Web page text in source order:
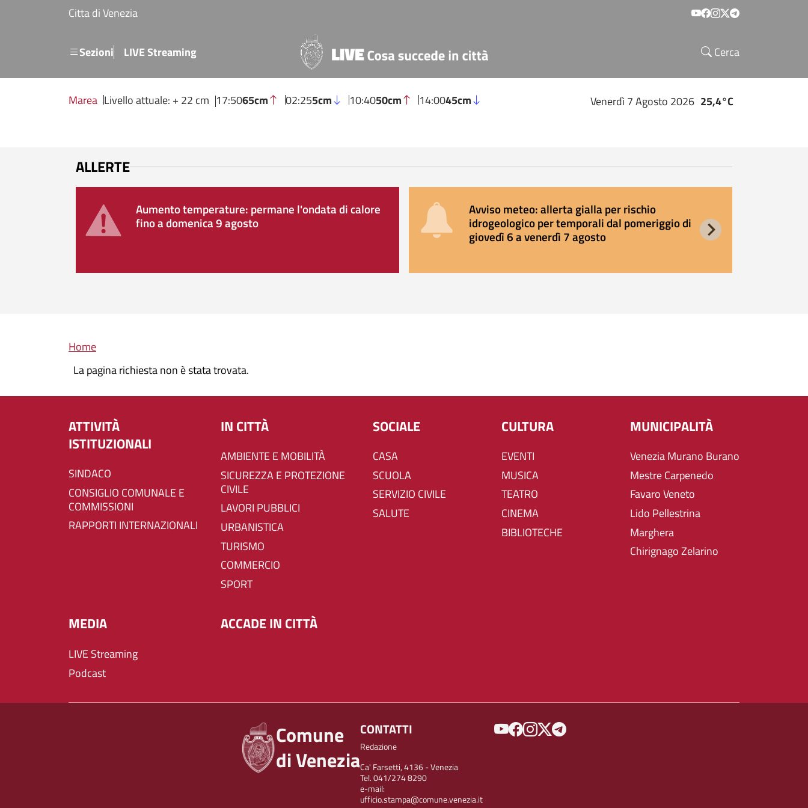
Salta al contenuto principale
Citta di Venezia Social menu
SezioniMenu secondario
LIVE Streaming Cerca
Marea Livello attuale: + 22 cm 17:5065cm 02:255cm 10:4050cm 14:0045cm Venerdì 7 Agosto 2026 25,4°C
ALLERTE
Aumento temperature: permane l'ondata di calore
fino a domenica 9 agosto
Avviso meteo: allerta gialla per rischio
idrogeologico per temporali dal pomeriggio di
giovedì 6 a venerdì 7 agosto
Briciole di pane
Home
La pagina richiesta non è stata trovata.
ATTIVITÀ
ISTITUZIONALI
SINDACO
CONSIGLIO COMUNALE E
COMMISSIONI
RAPPORTI INTERNAZIONALI
IN CITTÀ
AMBIENTE E MOBILITÀ
SICUREZZA E PROTEZIONE
CIVILE
LAVORI PUBBLICI
URBANISTICA
TURISMO
COMMERCIO
SPORT
SOCIALE
CASA
SCUOLA
SERVIZIO CIVILE
SALUTE
CULTURA
EVENTI
MUSICA
TEATRO
CINEMA
BIBLIOTECHE
MUNICIPALITÀ
Venezia Murano Burano
Mestre Carpenedo
Favaro Veneto
Lido Pellestrina
Marghera
Chirignago Zelarino
MEDIA
LIVE Streaming
Podcast
ACCADE IN CITTÀ
Comune
di Venezia
CONTATTI
Redazione
Ca' Farsetti, 4136 - Venezia
Tel. 041/274 8290
e-mail:
ufficio.stampa@comune.venezia.it
SOCIAL MENU